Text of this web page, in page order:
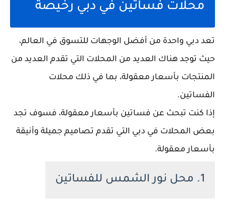
محلات فساتين في دبي رخيصة
تعد دبي واحدة من أفضل الوجهات للتسوق في العالم،
حيث توجد هناك العديد من المحلات التي تقدم العديد من
المنتجات بأسعار معقولة، بما في ذلك محلات
الفساتين.
إذا كنت تبحث عن فساتين بأسعار معقولة، فسوف تجد
بعض المحلات في دبي التي تقدم تصاميم جميلة وأنيقة
بأسعار معقولة.
1. محل نور الشمس للفساتين